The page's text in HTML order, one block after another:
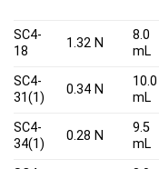
SC4-
18
1.32 N
8.0
mL
SC4-
31(1)
0.34 N
10.0
mL
SC4-
34(1)
0.28 N
9.5
mL